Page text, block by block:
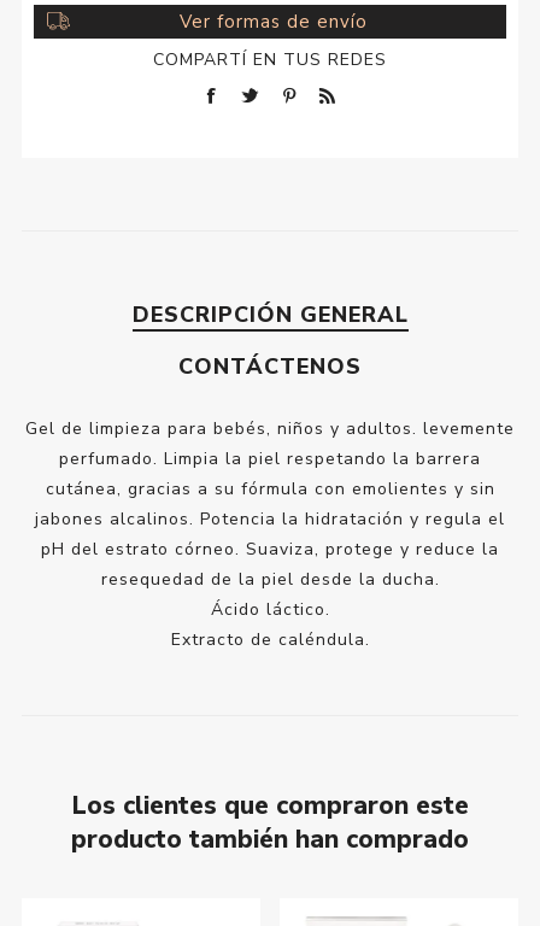
Ver formas de envío
COMPARTÍ EN TUS REDES
DESCRIPCIÓN GENERAL
CONTÁCTENOS
Gel de limpieza para bebés, niños y adultos. levemente
perfumado. Limpia la piel respetando la barrera
cutánea, gracias a su fórmula con emolientes y sin
jabones alcalinos. Potencia la hidratación y regula el
pH del estrato córneo. Suaviza, protege y reduce la
resequedad de la piel desde la ducha.
Ácido láctico.
Extracto de caléndula.
Los clientes que compraron este
producto también han comprado